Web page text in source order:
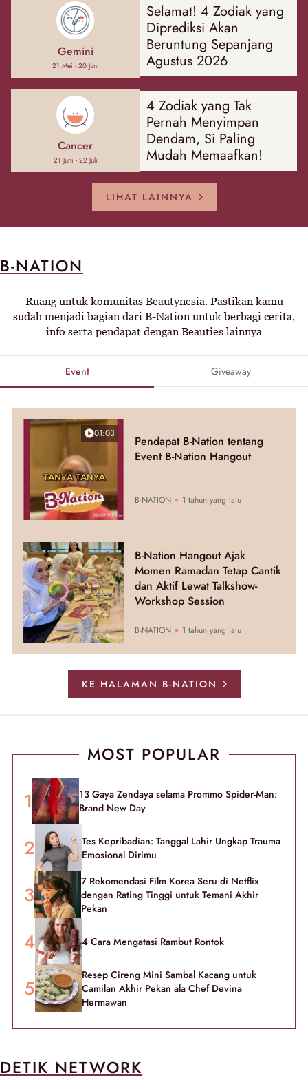
Gemini
21 Mei - 20 Juni
Selamat! 4 Zodiak yang
Diprediksi Akan
Beruntung Sepanjang
Agustus 2026
Cancer
21 Juni - 22 Juli
4 Zodiak yang Tak
Pernah Menyimpan
Dendam, Si Paling
Mudah Memaafkan!
LIHAT LAINNYA
B-NATION
Ruang untuk komunitas Beautynesia. Pastikan kamu
sudah menjadi bagian dari B-Nation untuk berbagi cerita,
info serta pendapat dengan Beauties lainnya
Event Giveaway
01:03
Pendapat B-Nation tentang
Event B-Nation Hangout
B-NATION 1 tahun yang lalu
B-Nation Hangout Ajak
Momen Ramadan Tetap Cantik
dan Aktif Lewat Talkshow-
Workshop Session
B-NATION 1 tahun yang lalu
KE HALAMAN B-NATION
MOST POPULAR
13 Gaya Zendaya selama Prommo Spider-Man:
Brand New Day
Tes Kepribadian: Tanggal Lahir Ungkap Trauma
Emosional Dirimu
7 Rekomendasi Film Korea Seru di Netflix
dengan Rating Tinggi untuk Temani Akhir
Pekan
4 Cara Mengatasi Rambut Rontok
Resep Cireng Mini Sambal Kacang untuk
Camilan Akhir Pekan ala Chef Devina
Hermawan
DETIK NETWORK